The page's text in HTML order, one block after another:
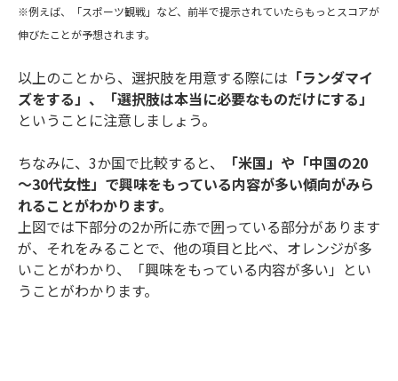
※例えば、「スポーツ観戦」など、前半で提示されていたらもっとスコアが
伸びたことが予想されます。
以上のことから、選択肢を用意する際には 「ランダマイ
ズをする」、「選択肢は本当に必要なものだけにする」
ということに注意しましょう。
ちなみに、3か国で比較すると、
「米国」や「中国の20
～30代女性」で興味をもっている内容が多い傾向がみら
れることがわかります。
上図では下部分の2か所に赤で囲っている部分があります
が、それをみることで、他の項目と比べ、オレンジが多
いことがわかり、「興味をもっている内容が多い」とい
うことがわかります。